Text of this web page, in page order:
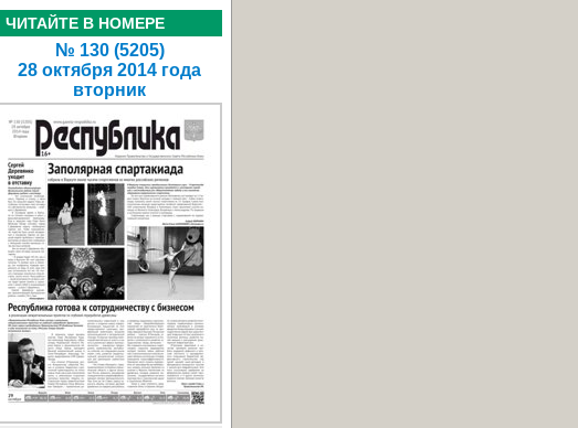
ЧИТАЙТЕ В НОМЕРЕ
№ 130 (5205)
28 октября 2014 года
вторник